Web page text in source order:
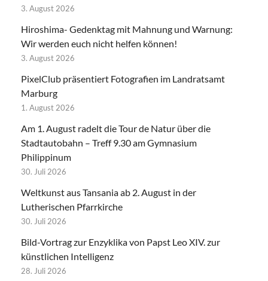
3. August 2026
Hiroshima- Gedenktag mit Mahnung und Warnung:
Wir werden euch nicht helfen können!
3. August 2026
PixelClub präsentiert Fotografien im Landratsamt
Marburg
1. August 2026
Am 1. August radelt die Tour de Natur über die
Stadtautobahn – Treff 9.30 am Gymnasium
Philippinum
30. Juli 2026
Weltkunst aus Tansania ab 2. August in der
Lutherischen Pfarrkirche
30. Juli 2026
Bild-Vortrag zur Enzyklika von Papst Leo XIV. zur
künstlichen Intelligenz
28. Juli 2026